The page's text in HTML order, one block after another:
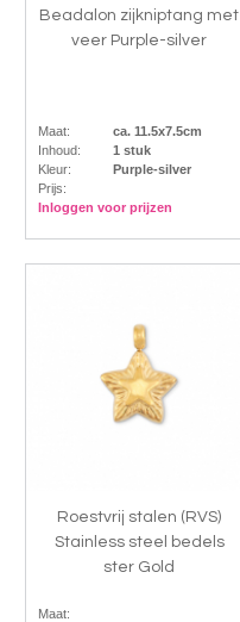
Beadalon zijkniptang met
veer Purple-silver
Maat:
ca. 11.5x7.5cm
Inhoud:
1 stuk
Kleur:
Purple-silver
Prijs:
Inloggen voor prijzen
Roestvrij stalen (RVS)
Stainless steel bedels
ster Gold
Maat: